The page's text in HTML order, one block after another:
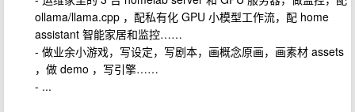
ollama/llama.cpp ，配私有化 GPU 小模型工作流，配 home
assistant 智能家居和监控……
- 做业余小游戏，写设定，写剧本，画概念原画，画素材 assets
，做 demo ，写引擎……
- ...